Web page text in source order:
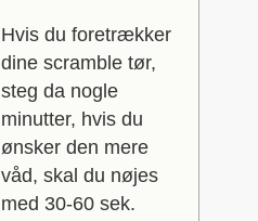
Hvis du foretrækker
dine scramble tør,
steg da nogle
minutter, hvis du
ønsker den mere
våd, skal du nøjes
med 30-60 sek.